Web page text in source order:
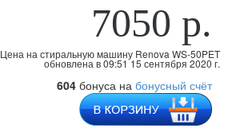
7050 р.
Цена на стиральную машину Renova WS-50PET
обновлена в 09:51 15 сентября 2020 г.
604 бонуса на бонусный счёт